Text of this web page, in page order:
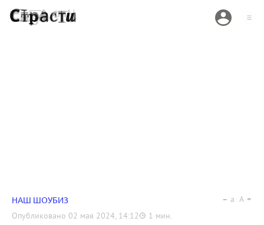
НАШ ШОУБИЗ
Опубликовано 02 мая 2024, 14:12 1 мин.
a A